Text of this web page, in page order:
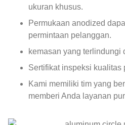
ukuran khusus.
Permukaan anodized
permintaan pelanggan.
kemasan yang terlindungi
Sertifikat inspeksi kualitas
Kami memiliki tim yang
memberi Anda layanan